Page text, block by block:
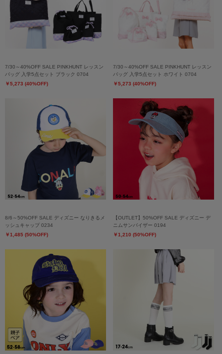
7/30～40%OFF SALE PINKHUNT レッスン
バッグ 入学5点セット ブラック 0704
￥5,273 (40%OFF)
7/30～40%OFF SALE PINKHUNT レッスン
バッグ 入学5点セット ホワイト 0704
￥5,273 (40%OFF)
8/6～50%OFF SALE ディズニー なりきるメ
ッシュキャップ 0234
￥1,485 (50%OFF)
【OUTLET】50%OFF SALE ディズニー デ
ニムサンバイザー 0194
￥1,210 (50%OFF)